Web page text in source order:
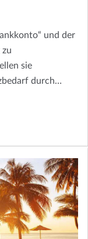
und der
zu
sie
durch